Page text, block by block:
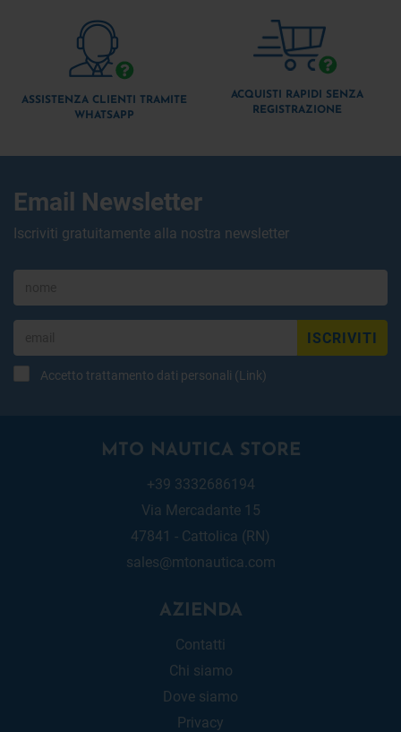
ASSISTENZA CLIENTI TRAMITE
WHATSAPP
ACQUISTI RAPIDI SENZA
REGISTRAZIONE
Email Newsletter
Iscriviti gratuitamente alla nostra newsletter
ISCRIVITI
Accetto trattamento dati personali (Link)
MTO NAUTICA STORE
+39 3332686194
Via Mercadante 15
47841 - Cattolica (RN)
sales@mtonautica.com
AZIENDA
Contatti
Chi siamo
Dove siamo
Privacy